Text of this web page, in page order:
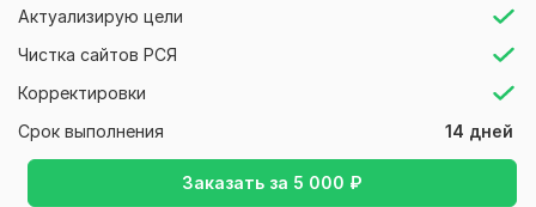
Актуализирую цели
Чистка сайтов РСЯ
Корректировки
Срок выполнения
14 дней
Заказать за 5 000 ₽
4. Отвечаю на вопросы заказчика в чате
Важно!
В услугу входит сопровождение уже настроенных
рекламных кампаний.
Услуга Аудита и Настройки с нуля идут отдельными
кворками - пишите в личку - пришлю ссылки на кворки.